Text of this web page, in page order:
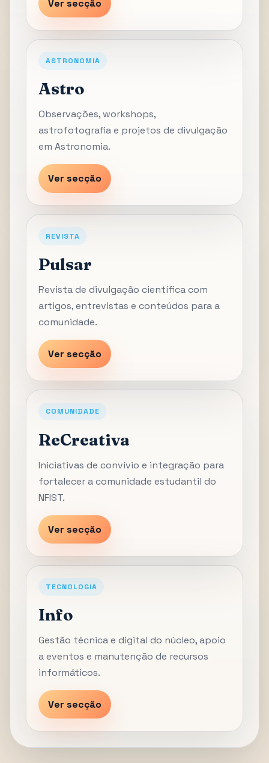
Ver secção
ASTRONOMIA
Astro
Observações, workshops,
astrofotografia e projetos de divulgação
em Astronomia.
Ver secção
REVISTA
Pulsar
Revista de divulgação científica com
artigos, entrevistas e conteúdos para a
comunidade.
Ver secção
COMUNIDADE
ReCreativa
Iniciativas de convívio e integração para
fortalecer a comunidade estudantil do
NFIST.
Ver secção
TECNOLOGIA
Info
Gestão técnica e digital do núcleo, apoio
a eventos e manutenção de recursos
informáticos.
Ver secção